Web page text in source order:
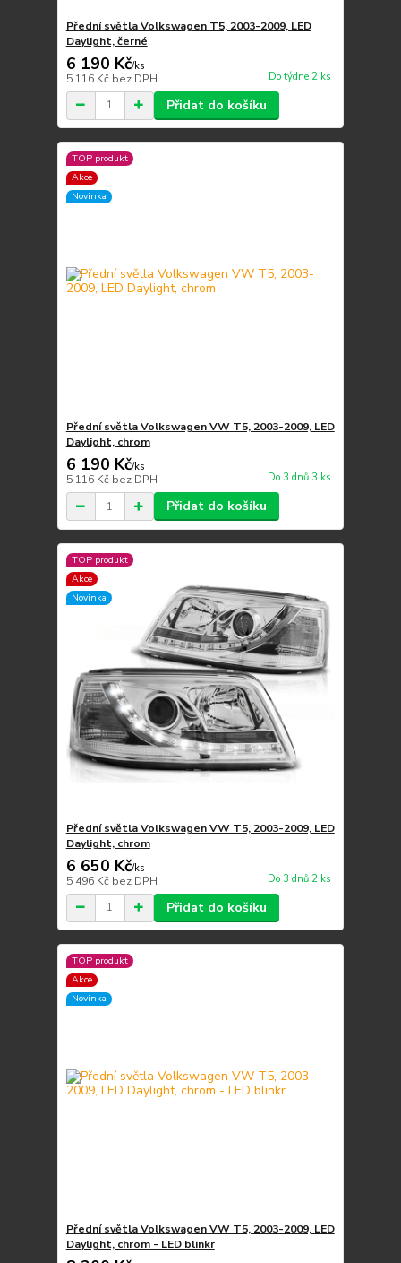
Přední světla Volkswagen T5, 2003-2009, LED
Daylight, černé
6 190 Kč/ks
5 116 Kč bez DPH Do týdne 2 ks
Přidat do košíku
TOP produkt
Akce
Novinka
Přední světla Volkswagen VW T5, 2003-2009, LED
Daylight, chrom
6 190 Kč/ks
5 116 Kč bez DPH Do 3 dnů 3 ks
Přidat do košíku
TOP produkt
Akce
Novinka
Přední světla Volkswagen VW T5, 2003-2009, LED
Daylight, chrom
6 650 Kč/ks
5 496 Kč bez DPH Do 3 dnů 2 ks
Přidat do košíku
TOP produkt
Akce
Novinka
Přední světla Volkswagen VW T5, 2003-2009, LED
Daylight, chrom - LED blinkr